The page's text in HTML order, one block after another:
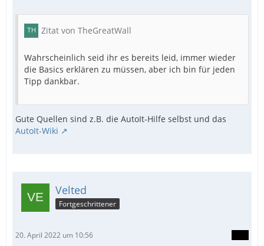
Zitat von TheGreatWall
Wahrscheinlich seid ihr es bereits leid, immer wieder
die Basics erklären zu müssen, aber ich bin für jeden
Tipp dankbar.
Gute Quellen sind z.B. die AutoIt-Hilfe selbst und das
AutoIt-Wiki
Velted
Fortgeschrittener
20. April 2022 um 10:56